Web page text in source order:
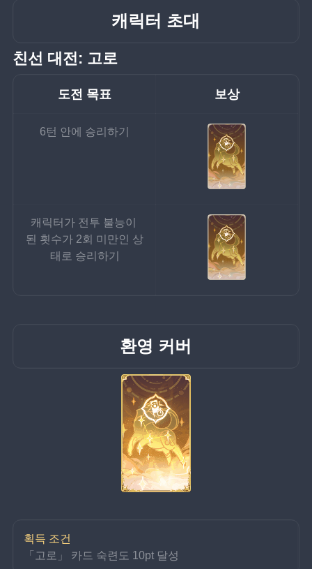
캐릭터 초대
친선 대전: 고로
도전 목표 보상
6턴 안에 승리하기
캐릭터가 전투 불능이
된 횟수가 2회 미만인 상
태로 승리하기
환영 커버
획득 조건
「고로」 카드 숙련도 10pt 달성